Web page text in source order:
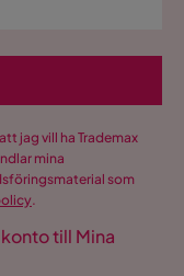
jag vill ha Trademax
mina
som
.
till Mina